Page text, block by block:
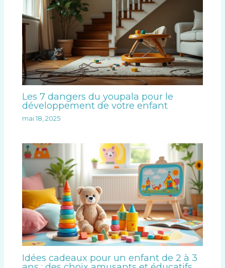
Les 7 dangers du youpala pour le
développement de votre enfant
mai 18, 2025
Idées cadeaux pour un enfant de 2 à 3